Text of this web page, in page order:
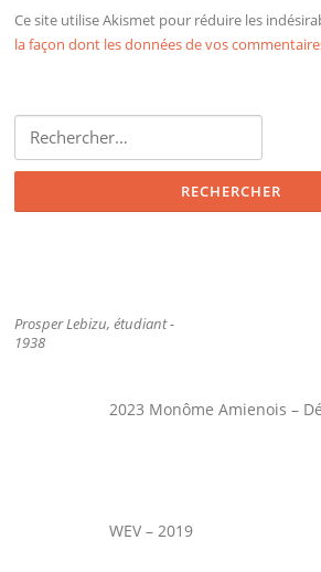
Ce site utilise Akismet pour réduire les
la façon dont les données de vos
Rechercher :
Prosper Lebizu, étudiant -
1938
2023 Monôme Amienois –
WEV – 2019